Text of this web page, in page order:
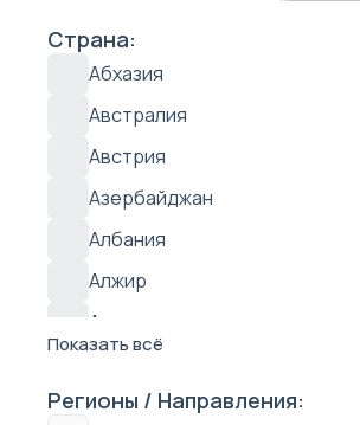
Страна:
Абхазия
Австралия
Австрия
Азербайджан
Албания
Алжир
Антарктида
Аргентина
Показать всё
Регионы / Направления: